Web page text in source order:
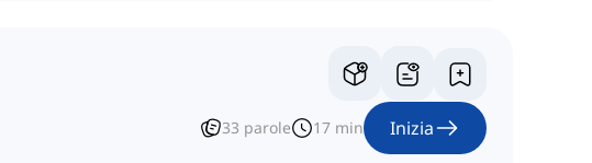
33 parole 17 min Inizia